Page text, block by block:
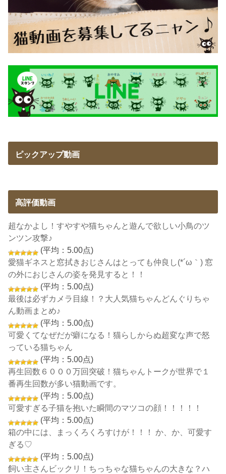
ピックアップ動画
高評価動画
超なかよし！すやすや猫ちゃんと遊んで欲しい小鳥のツ
ンツン攻撃♪
(平均：5.00点)
愛猫ギネスと窓拭きおじさんはとっても仲良し(*´ω｀) 窓
の外におじさんの姿を発見すると！！
(平均：5.00点)
最後は必ずカメラ目線！？大人気猫ちゃんどんぐりちゃ
ん動画まとめ♪
(平均：5.00点)
可愛くてなぜだが癖になる！猫らしからぬ超変な声で怒
っている猫ちゃん
(平均：5.00点)
再生回数６０００万回突破！猫ちゃんトークが世界で１
番再生回数が多い猫動画です。
(平均：5.00点)
可愛すぎる子猫を抱いた瞬間のマツコの顔！！！！！
(平均：5.00点)
箱の中には、まっくろくろすけが！！！ か、か、可愛す
ぎる♡
(平均：5.00点)
飼い主さんビックリ！ちっちゃな猫ちゃんの大きな？ハ